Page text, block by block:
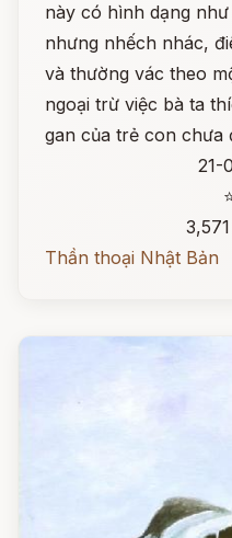
này có hình dạng
nhưng nhếch nhác,
và thường vác theo
ngoại trừ việc bà ta
gan của trẻ con chưa
21-
Thần thoại Nhật Bản